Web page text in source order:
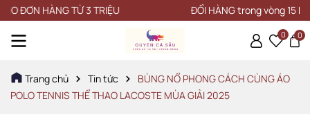
TỪ 3 TRIỆU ĐỔI HÀNG trong vòng 15 NGÀY
0 0
Trang chủ Tin tức
BÙNG NỔ PHONG CÁCH CÙNG ÁO
POLO TENNIS THỂ THAO LACOSTE MÙA GIẢI 2025